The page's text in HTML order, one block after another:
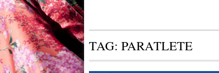
TAG: PARATLETE